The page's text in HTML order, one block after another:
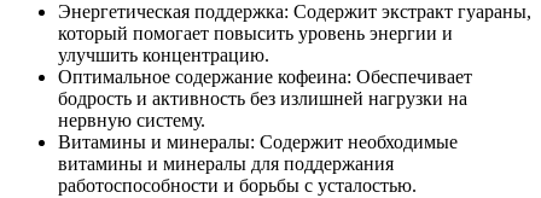
Энергетическая поддержка: Содержит экстракт гуараны,
который помогает повысить уровень энергии и
улучшить концентрацию.
Оптимальное содержание кофеина: Обеспечивает
бодрость и активность без излишней нагрузки на
нервную систему.
Витамины и минералы: Содержит необходимые
витамины и минералы для поддержания
работоспособности и борьбы с усталостью.